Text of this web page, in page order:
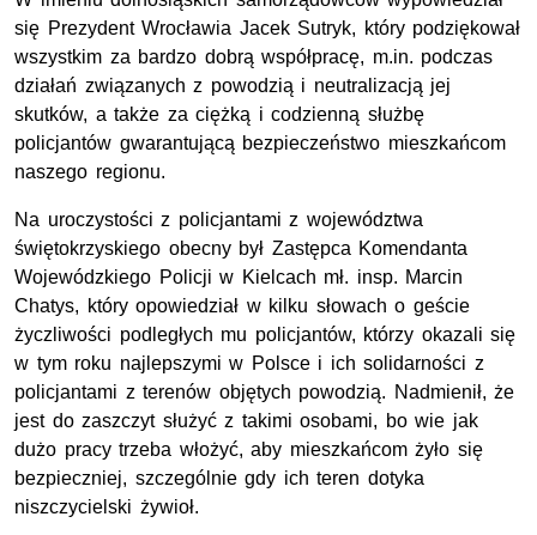
się Prezydent Wrocławia Jacek Sutryk, który podziękował
wszystkim za bardzo dobrą współpracę, m.in. podczas
działań związanych z powodzią i neutralizacją jej
skutków, a także za ciężką i codzienną służbę
policjantów gwarantującą bezpieczeństwo mieszkańcom
naszego regionu.
Na uroczystości z policjantami z województwa
świętokrzyskiego obecny był Zastępca Komendanta
Wojewódzkiego Policji w Kielcach mł. insp. Marcin
Chatys, który opowiedział w kilku słowach o geście
życzliwości podległych mu policjantów, którzy okazali się
w tym roku najlepszymi w Polsce i ich solidarności z
policjantami z terenów objętych powodzią. Nadmienił, że
jest do zaszczyt służyć z takimi osobami, bo wie jak
dużo pracy trzeba włożyć, aby mieszkańcom żyło się
bezpieczniej, szczególnie gdy ich teren dotyka
niszczycielski żywioł.